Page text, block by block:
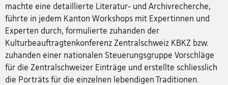
machte eine detaillierte Literatur- und Archivrecherche,
führte in jedem Kanton Workshops mit Expertinnen und
Experten durch, formulierte zuhanden der
Kulturbeauftragtenkonferenz Zentralschweiz KBKZ bzw.
zuhanden einer nationalen Steuerungsgruppe Vorschläge
für die Zentralschweizer Einträge und erstellte schliesslich
die Porträts für die einzelnen lebendigen Traditionen.